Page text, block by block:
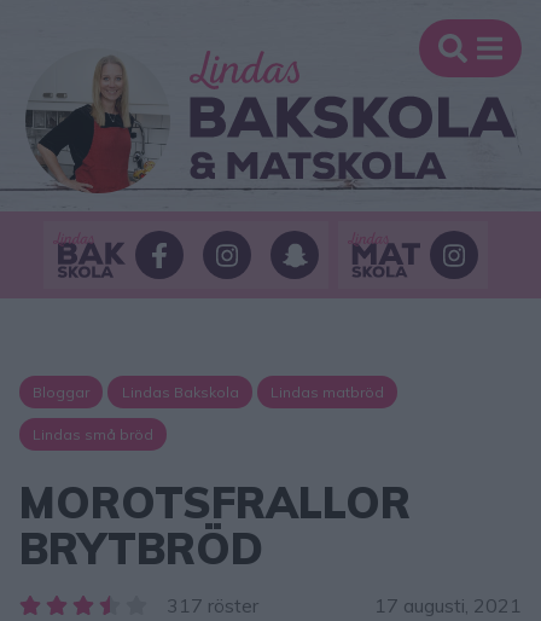
Bloggar Lindas Bakskola Lindas matbröd
Lindas små bröd
MOROTSFRALLOR
BRYTBRÖD
317 röster 17 augusti, 2021